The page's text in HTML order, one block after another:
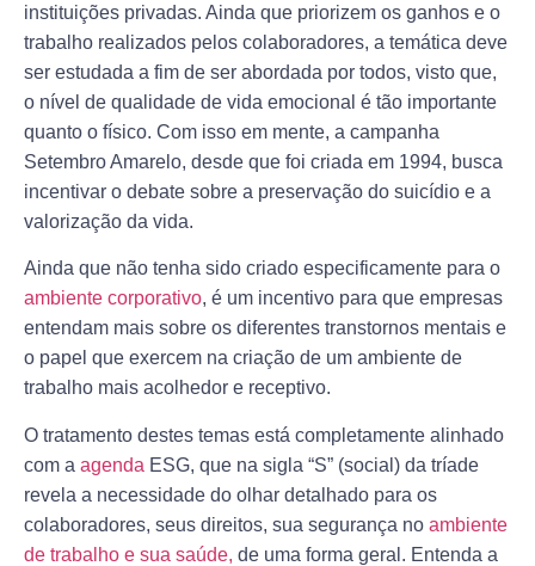
instituições privadas. Ainda que priorizem os ganhos e o
trabalho realizados pelos colaboradores, a temática deve
ser estudada a fim de ser abordada por todos, visto que,
o nível de qualidade de vida emocional é tão importante
quanto o físico. Com isso em mente, a campanha
Setembro Amarelo, desde que foi criada em 1994, busca
incentivar o debate sobre a preservação do suicídio e a
valorização da vida.
Ainda que não tenha sido criado especificamente para o
ambiente corporativo, é um incentivo para que empresas
entendam mais sobre os diferentes transtornos mentais e
o papel que exercem na criação de um ambiente de
trabalho mais acolhedor e receptivo.
O tratamento destes temas está completamente alinhado
com a agenda ESG, que na sigla “S” (social) da tríade
revela a necessidade do olhar detalhado para os
colaboradores, seus direitos, sua segurança no ambiente
de trabalho e sua saúde, de uma forma geral. Entenda a